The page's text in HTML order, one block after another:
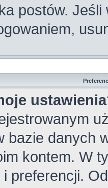
postów.
bazie danych
kontem. W
preferencji.